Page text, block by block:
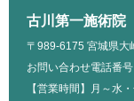
古川第一施術院
〒989-6175 宮城県大
お問い合わせ電話番
【営業時間】月～水